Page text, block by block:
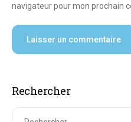
navigateur pour mon prochain
Rechercher